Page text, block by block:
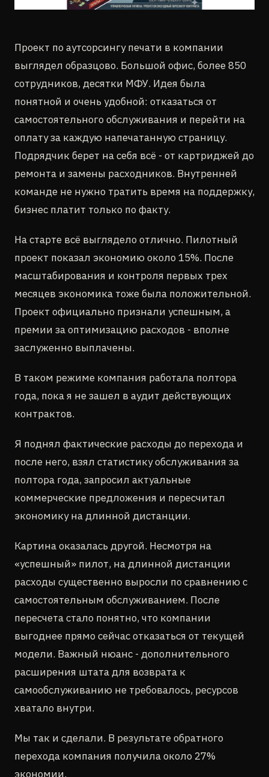
Проект по аутсорсингу печати в компании
выглядел образцово. Большой офис, более 850
сотрудников, десятки МФУ. Идея была
понятной и очень удобной: отказаться от
самостоятельного обслуживания и перейти на
оплату за каждую напечатанную страницу.
Подрядчик берет на себя всё - от картриджей до
ремонта и замены расходников. Внутренней
команде не нужно тратить время на поддержку,
бизнес платит только по факту.
На старте всё выглядело отлично. Пилотный
проект показал экономию около 15%. После
масштабирования и контроля первых трех
месяцев экономика тоже была положительной.
Проект официально признали успешным, а
премии за оптимизацию расходов - вполне
заслуженно выплачены.
В таком режиме компания работала полтора
года, пока я не зашел в аудит действующих
контрактов.
Я поднял фактические расходы до перехода и
после него, взял статистику обслуживания за
полтора года, запросил актуальные
коммерческие предложения и пересчитал
экономику на длинной дистанции.
Картина оказалась другой. Несмотря на
«успешный» пилот, на длинной дистанции
расходы существенно выросли по сравнению с
самостоятельным обслуживанием. После
пересчета стало понятно, что компании
выгоднее прямо сейчас отказаться от текущей
модели. Важный нюанс - дополнительного
расширения штата для возврата к
самообслуживанию не требовалось, ресурсов
хватало внутри.
Мы так и сделали. В результате обратного
перехода компания получила около 27%
экономии.